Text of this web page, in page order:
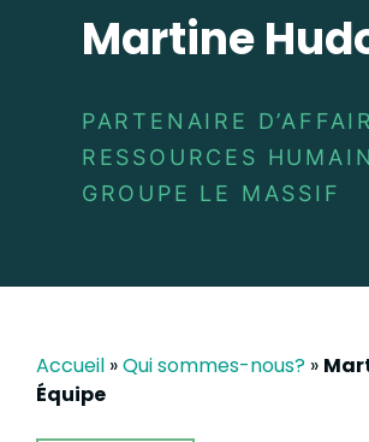
Martine
PARTENAIRE
RESSOURCES
GROUPE LE MASSIF
Accueil »Qui sommes-nous? »
Équipe